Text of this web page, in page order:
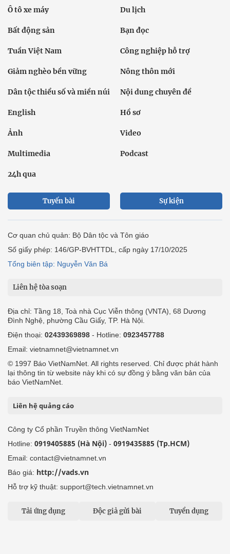
Ô tô xe máy Du lịch
Bất động sản Bạn đọc
Tuần Việt Nam Công nghiệp hỗ trợ
Giảm nghèo bền vững Nông thôn mới
Dân tộc thiểu số và miền núi Nội dung chuyên đề
English Hồ sơ
Ảnh Video
Multimedia Podcast
24h qua
Tuyến bài Sự kiện
Cơ quan chủ quản: Bộ Dân tộc và Tôn giáo
Số giấy phép: 146/GP-BVHTTDL, cấp ngày 17/10/2025
Tổng biên tập: Nguyễn Văn Bá
Liên hệ tòa soạn
Địa chỉ: Tầng 18, Toà nhà Cục Viễn thông (VNTA), 68 Dương
Đình Nghệ, phường Cầu Giấy, TP. Hà Nội.
Điện thoại: 02439369898 - Hotline: 0923457788
Email: vietnamnet@vietnamnet.vn
© 1997 Báo VietNamNet. All rights reserved. Chỉ được phát hành
lại thông tin từ website này khi có sự đồng ý bằng văn bản của
báo VietNamNet.
Liên hệ quảng cáo
Công ty Cổ phần Truyền thông VietNamNet
Hotline: 0919405885 (Hà Nội) - 0919435885 (Tp.HCM)
Email: contact@vietnamnet.vn
Báo giá: http://vads.vn
Hỗ trợ kỹ thuật: support@tech.vietnamnet.vn
Tải ứng dụng Độc giả gửi bài Tuyển dụng